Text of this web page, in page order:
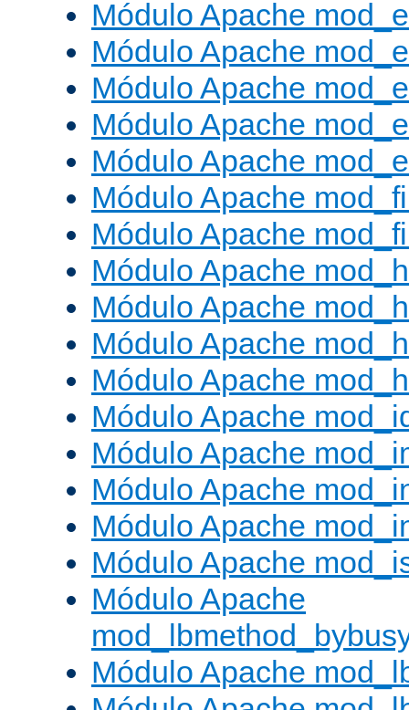
Módulo Apache
Módulo Apache
Módulo Apache
Módulo Apache
Módulo Apache
Módulo Apache
Módulo Apache
Módulo Apache
Módulo Apache
Módulo Apache
Módulo Apache
Módulo Apache
Módulo Apache
Módulo Apache
Módulo Apache
Módulo Apache
Módulo Apache
Módulo Apache